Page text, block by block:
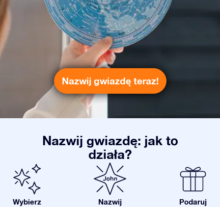
Nazwij gwiazdę teraz!
Nazwij gwiazdę: jak to
działa?
Wybierz Nazwij Podaruj